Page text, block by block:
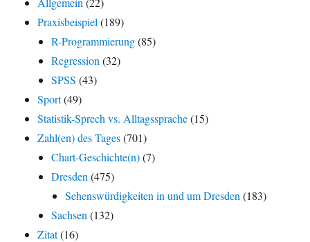
Praxisbeispiel (189)
R-Programmierung(85)
Regression (32)
SPSS (43)
Sport(49)
Statistik-Sprech vs. Alltagssprache(15)
Zahl(en) des Tages(701)
Chart-Geschichte(n)(7)
Dresden (475)
Sehenswürdigkeiten in und um Dresden (183)
Sachsen (132)
Zitat(16)